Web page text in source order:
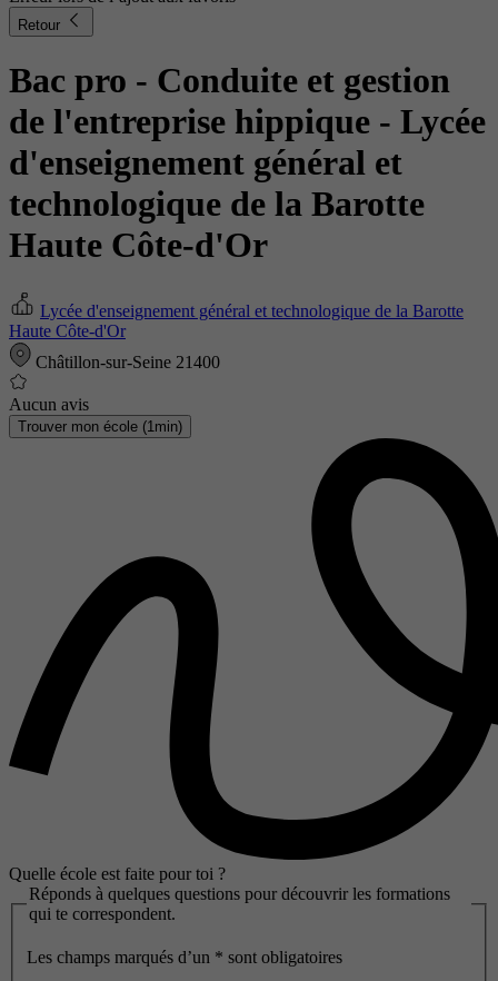
Retour
Bac pro - Conduite et gestion
de l'entreprise hippique - Lycée
d'enseignement général et
technologique de la Barotte
Haute Côte-d'Or
Lycée d'enseignement général et technologique de la Barotte
Haute Côte-d'Or
Châtillon-sur-Seine 21400
Aucun avis
Trouver mon école (1min)
Quelle école est faite pour toi ?
Réponds à quelques questions pour découvrir les formations
qui te correspondent.
Les champs marqués d’un * sont obligatoires